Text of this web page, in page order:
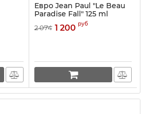
Евро Jean Paul "Le Beau
Paradise Fall" 125 ml
2 074 1 200 руб